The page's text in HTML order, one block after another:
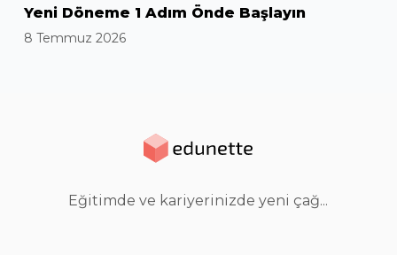
Yeni Döneme 1 Adım Önde Başlayın
8 Temmuz 2026
Eğitimde ve kariyerinizde yeni çağ...